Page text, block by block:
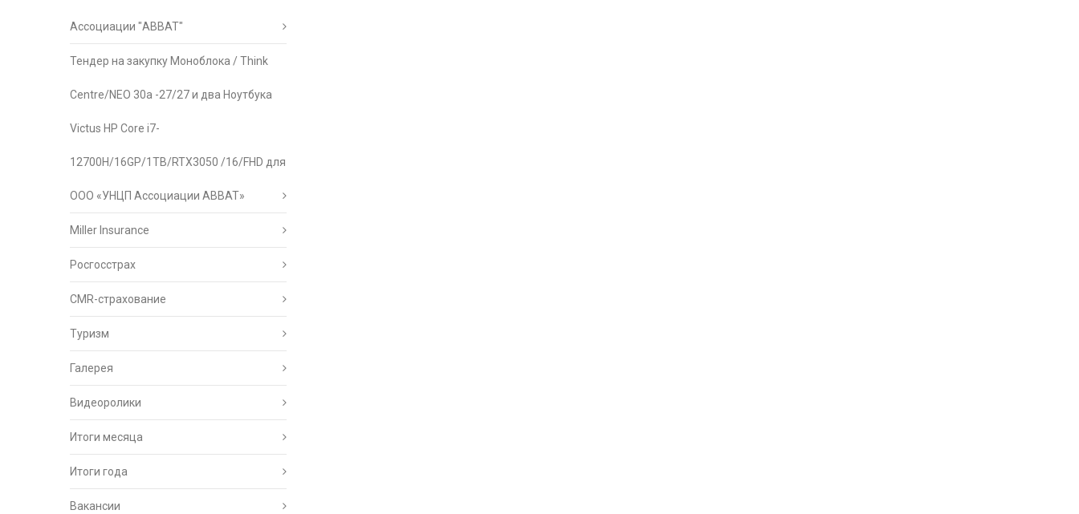
Ассоциации "АВВАТ"
Тендер на закупку Моноблока / Think
Centre/NEO 30a -27/27 и два Ноутбука
Victus HP Core i7-
12700H/16GP/1TB/RTX3050 /16/FHD для
ООО «УНЦП Ассоциации АВВАТ»
Miller Insurance
Росгосстрах
CMR-страхование
Туризм
Галерея
Видеоролики
Итоги месяца
Итоги года
Вакансии